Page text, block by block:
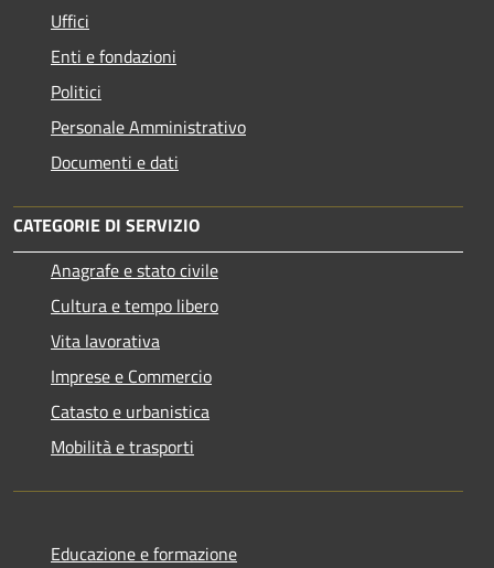
Uffici
Enti e fondazioni
Politici
Personale Amministrativo
Documenti e dati
CATEGORIE DI SERVIZIO
Anagrafe e stato civile
Cultura e tempo libero
Vita lavorativa
Imprese e Commercio
Catasto e urbanistica
Mobilità e trasporti
Educazione e formazione